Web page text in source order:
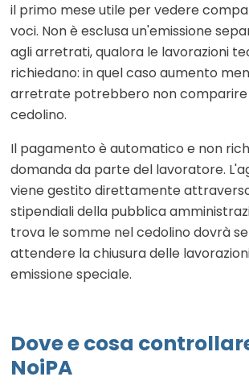
il primo mese utile per vedere
voci. Non è esclusa un'emissione
agli arretrati, qualora le lavorazioni
richiedano: in quel caso aumento
arretrate potrebbero non comparire
cedolino.
Il pagamento è automatico e non
domanda da parte del lavoratore.
viene gestito direttamente
stipendiali della pubblica
trova le somme nel cedolino dovrà
attendere la chiusura delle
emissione speciale.
Dove e cosa
NoiPA